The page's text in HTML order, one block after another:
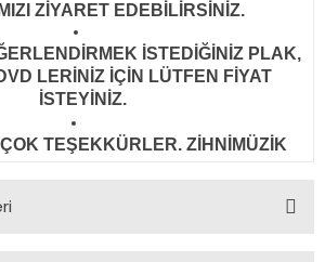
ZİYARET EDEBİLİRSİNİZ.
İSTEDİĞİNİZ PLAK,
LERİNİZ İÇİN LÜTFEN FİYAT
İSTEYİNİZ.
ÇOK TEŞEKKÜRLER. ZİHNİMÜZİK